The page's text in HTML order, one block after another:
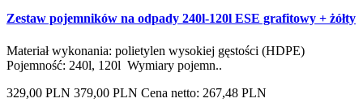
Zestaw pojemników na odpady 240l-120l ESE grafitowy + żółty
Materiał wykonania: polietylen wysokiej gęstości (HDPE)
Pojemność: 240l, 120l Wymiary pojemn..
329,00 PLN 379,00 PLN Cena netto: 267,48 PLN